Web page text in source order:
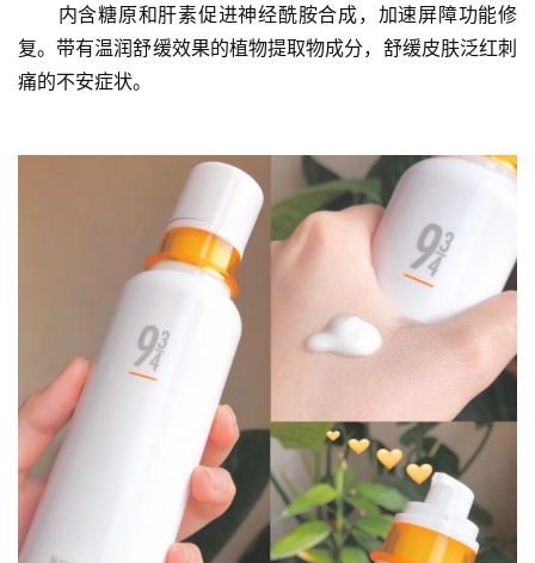
内含糖原和肝素促进神经酰胺合成，加速屏障功能修
复。带有温润舒缓效果的植物提取物成分，舒缓皮肤泛红刺
痛的不安症状。